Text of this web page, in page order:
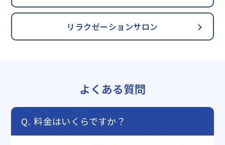
リラクゼーションサロン
よくある質問
料金はいくらですか？